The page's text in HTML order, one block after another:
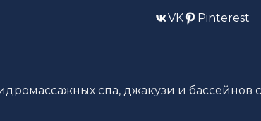
VK Pinterest
спа, джакузи и